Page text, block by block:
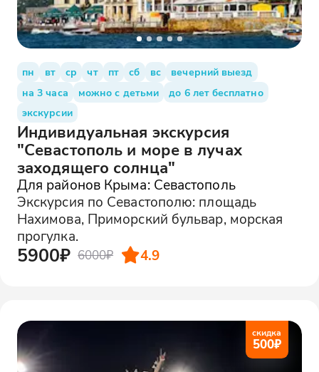
пн вт ср чт пт сб вс
вечерний выезд
на 3 часа
можно с детьми
до 6 лет бесплатно
экскурсии
Индивидуальная экскурсия
"Севастополь и море в лучах
заходящего солнца"
Для районов Крыма: Севастополь
Экскурсия по Севастополю: площадь
Нахимова, Приморский бульвар, морская
прогулка.
5900₽ 6000₽ 4.9
скидка
500₽